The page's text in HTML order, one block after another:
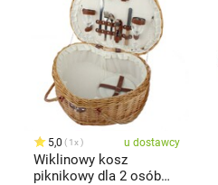
5,0 1x u dostawcy
Wiklinowy kosz
piknikowy dla 2 osób